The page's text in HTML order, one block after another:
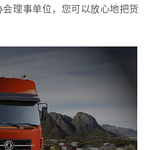
理事单位，您可以放心地把货